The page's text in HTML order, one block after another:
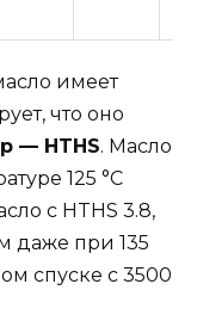
имеет
что оно
— HTHS. Масло
125 °C
с HTHS 3.8,
даже при 135
спуске с 3500